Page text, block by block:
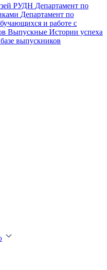
РУДН Департамент по
Департамент по
и работе с
Выпускные Истории успеха
выпускников